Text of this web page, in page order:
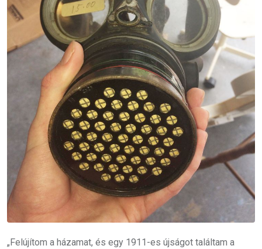
„Felújítom a házamat, és egy 1911-es újságot találtam a